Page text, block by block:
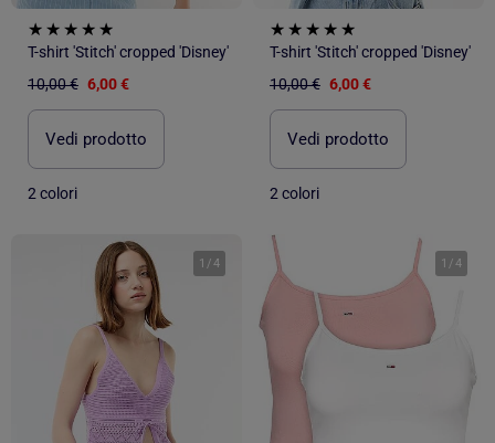
T-shirt 'Stitch' cropped 'Disney'
10,00 € 6,00 €
Vedi prodotto
2 colori
T-shirt 'Stitch' cropped 'Disney'
10,00 € 6,00 €
Vedi prodotto
2 colori
1 /4 1 /4